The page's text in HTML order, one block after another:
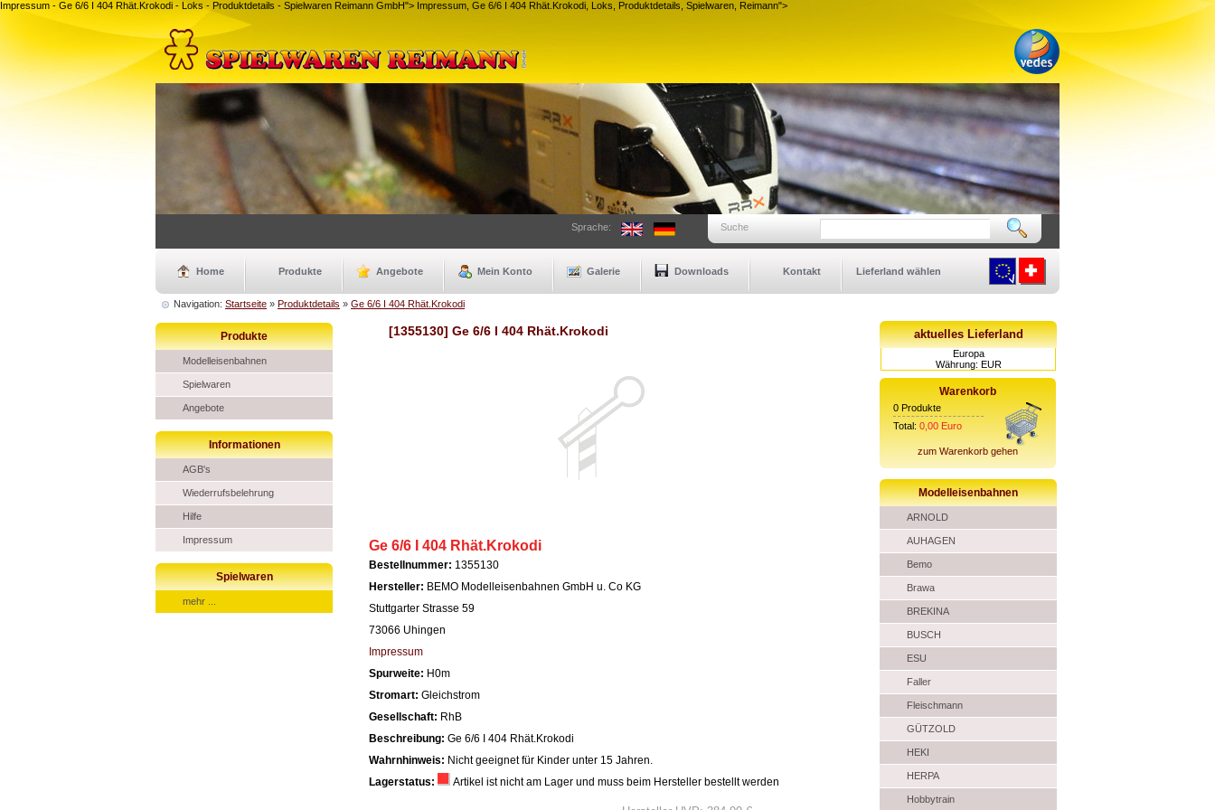
Impressum - Ge 6/6 I 404 Rhät.Krokodi - Loks - Produktdetails - Spielwaren Reimann GmbH"> Impressum, Ge 6/6 I 404 Rhät.Krokodi, Loks, Produktdetails, Spielwaren, Reimann">
Suche
Sprache:
Home Produkte Angebote Mein Konto Galerie Downloads Kontakt Lieferland wählen
Navigation: Startseite » Produktdetails » Ge 6/6 I 404 Rhät.Krokodi
Produkte
Modelleisenbahnen
Spielwaren
Angebote
Informationen
AGB's
Wiederrufsbelehrung
Hilfe
Impressum
Spielwaren
mehr ...
[1355130] Ge 6/6 I 404 Rhät.Krokodi
Ge 6/6 I 404 Rhät.Krokodi
Bestellnummer: 1355130
Hersteller: BEMO Modelleisenbahnen GmbH u. Co KG
Stuttgarter Strasse 59
73066 Uhingen
Impressum
Spurweite: H0m
Stromart: Gleichstrom
Gesellschaft: RhB
Beschreibung: Ge 6/6 I 404 Rhät.Krokodi
Wahrnhinweis: Nicht geeignet für Kinder unter 15 Jahren.
Lagerstatus:
Artikel ist nicht am Lager und muss beim Hersteller bestellt werden
aktuelles Lieferland
Europa
Währung: EUR
Warenkorb
0 Produkte
Total: 0,00 Euro
zum Warenkorb gehen
Modelleisenbahnen
ARNOLD
AUHAGEN
Bemo
Brawa
BREKINA
BUSCH
ESU
Faller
Fleischmann
GÜTZOLD
HEKI
HERPA
Hobbytrain